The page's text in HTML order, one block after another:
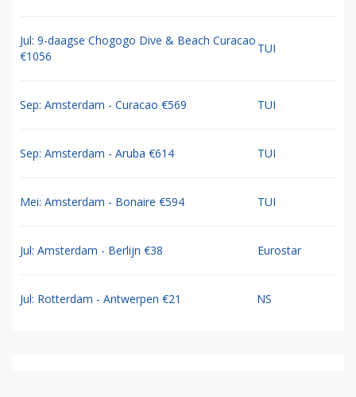
Jul: 9-daagse Chogogo Dive & Beach Curacao
€1056
TUI
Sep: Amsterdam - Curacao €569 TUI
Sep: Amsterdam - Aruba €614 TUI
Mei: Amsterdam - Bonaire €594 TUI
Jul: Amsterdam - Berlijn €38 Eurostar
Jul: Rotterdam - Antwerpen €21 NS